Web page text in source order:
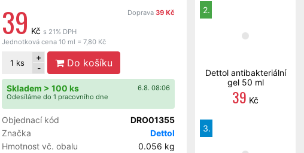
Doprava 39 Kč
39 Kč s 21% DPH
Jednotková cena 10 ml = 7,80 Kč
1 ks
+
-
Do košíku
6.8. 08:06
Skladem > 100 ks
Odesíláme do 1 pracovního dne
Objednací kód
DRO01355
Značka
Dettol
Hmotnost vč. obalu
0.056 kg
2.
Dettol antibakteriální
gel 50 ml
39 Kč
3.